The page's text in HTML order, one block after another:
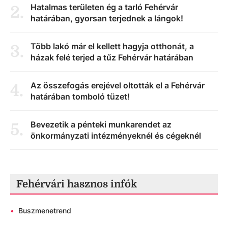
2.
Hatalmas területen ég a tarló Fehérvár
határában, gyorsan terjednek a lángok!
3.
Több lakó már el kellett hagyja otthonát, a
házak felé terjed a tűz Fehérvár határában
4.
Az összefogás erejével oltották el a Fehérvár
határában tomboló tüzet!
5.
Bevezetik a pénteki munkarendet az
önkormányzati intézményeknél és cégeknél
Fehérvári hasznos infók
• Buszmenetrend